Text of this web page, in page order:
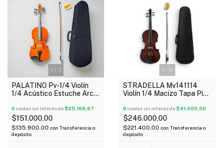
1 / 7
PALATINO Pv-1/4 Violín
1/4 Acústico Estuche Arco
6 cuotas sin interés de$25.166,67
$151.000,00
$135.900,00 con Transferencia o
depósito
1 / 9
STRADELLA Mv141114
Violín 1/4 Macizo Tapa Pino
6 cuotas sin interés de$41.000,00
$246.000,00
$221.400,00 con Transferencia o
depósito